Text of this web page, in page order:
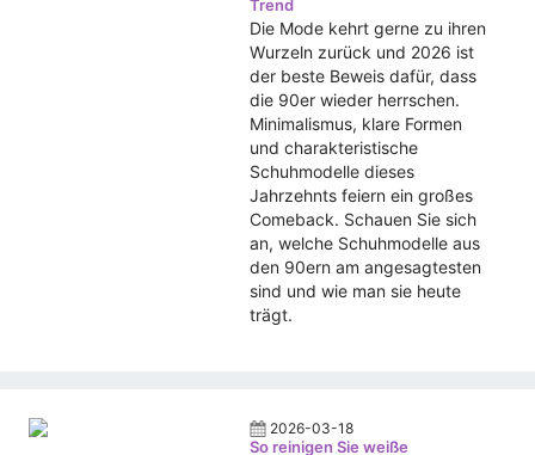
Trend
Die Mode kehrt gerne zu ihren
Wurzeln zurück und 2026 ist
der beste Beweis dafür, dass
die 90er wieder herrschen.
Minimalismus, klare Formen
und charakteristische
Schuhmodelle dieses
Jahrzehnts feiern ein großes
Comeback. Schauen Sie sich
an, welche Schuhmodelle aus
den 90ern am angesagtesten
sind und wie man sie heute
trägt.
2026-03-18
So reinigen Sie weiße